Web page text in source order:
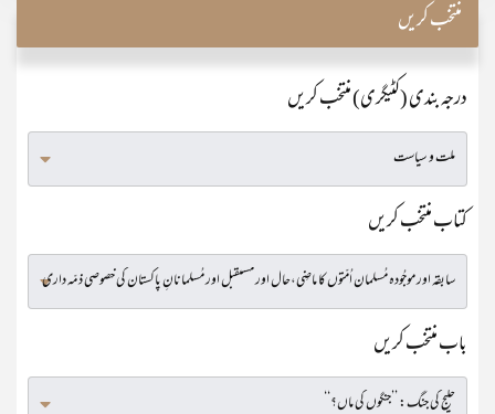
منتخب کریں
درجہ بندی (کٹیگری) منتخب کریں
کتاب منتخب کریں
باب منتخب کریں